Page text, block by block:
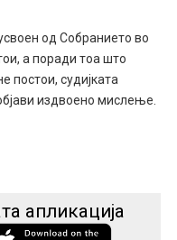
од Собранието во
а поради тоа што
постои, судијката
издвоено мислење.
апликација